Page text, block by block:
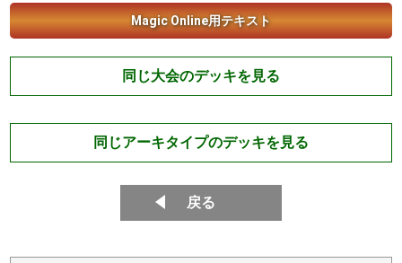
Magic Online用テキスト
同じ大会のデッキを見る
同じアーキタイプのデッキを見る
戻る